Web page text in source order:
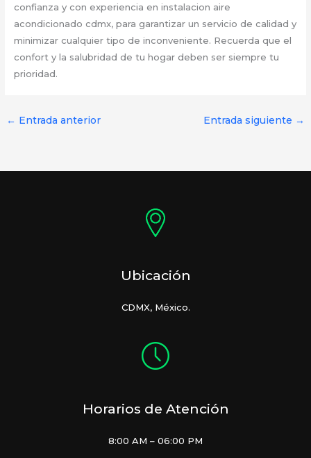
confianza y con experiencia en instalacion aire
acondicionado cdmx, para garantizar un servicio de calidad y
minimizar cualquier tipo de inconveniente. Recuerda que el
confort y la salubridad de tu hogar deben ser siempre tu
prioridad.
← Entrada anterior Entrada siguiente →
Ubicación
CDMX, México.
Horarios de Atención
8:00 AM – 06:00 PM